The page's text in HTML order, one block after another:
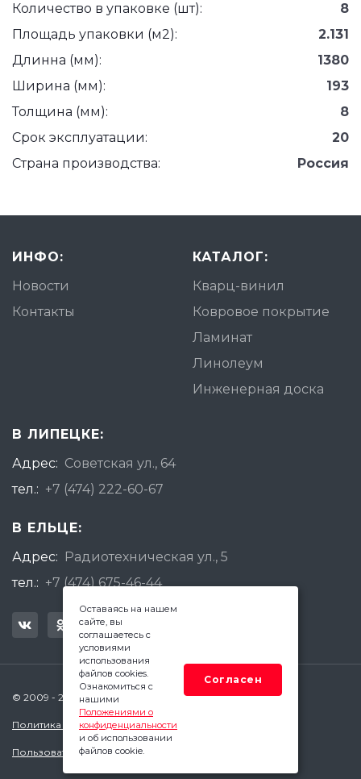
Количество в упаковке (шт):
8
Площадь упаковки (м2):
2.131
Длинна (мм):
1380
Ширина (мм):
193
Толщина (мм):
8
Срок эксплуатации:
20
Страна производства:
Россия
ИНФО:
Новости
Контакты
КАТАЛОГ:
Кварц-винил
Ковровое покрытие
Ламинат
Линолеум
Инженерная доска
В ЛИПЕЦКЕ:
Адрес: Советская ул., 64
тел.: +7 (474) 222-60-67
В ЕЛЬЦЕ:
Адрес: Радиотехническая ул., 5
тел.: +7 (474) 675-46-44
© 2009 - 2026 Квадратный Метр - Липецк
Политика конфиденциальности
Пользовательское соглашение
Оставаясь на нашем
сайте, вы
соглашаетесь с
условиями
использования
файлов cookies.
Ознакомиться с
нашими
Положениями о
конфиденциальности
и об использовании
файлов cookie.
Согласен